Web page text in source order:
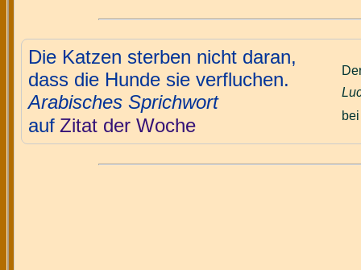
Die Katzen sterben nicht daran,
dass die Hunde sie verfluchen.
Arabisches Sprichwort
auf Zitat der Woche
bei